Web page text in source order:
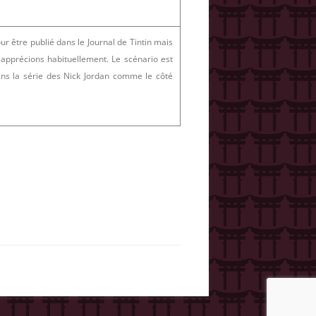
être publié dans le Journal de Tintin mais
habituellement. Le scénario est
la série des Nick Jordan comme le côté